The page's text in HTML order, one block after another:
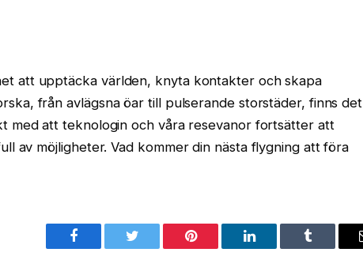
att upptäcka världen, knyta kontakter och skapa
från avlägsna öar till pulserande storstäder, finns det
med att teknologin och våra resevanor fortsätter att
av möjligheter. Vad kommer din nästa flygning att föra
Facebook Twitter Pinterest LinkedIn Tumblr